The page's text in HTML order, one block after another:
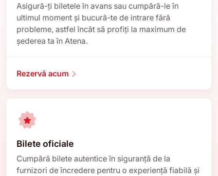
Asigură-ți biletele în avans sau cumpără-le în
ultimul moment și bucură-te de intrare fără
probleme, astfel încât să profiți la maximum de
șederea ta în Atena.
Rezervă acum
Bilete oficiale
Cumpără bilete autentice în siguranță de la
furnizori de încredere pentru o experiență fiabilă și